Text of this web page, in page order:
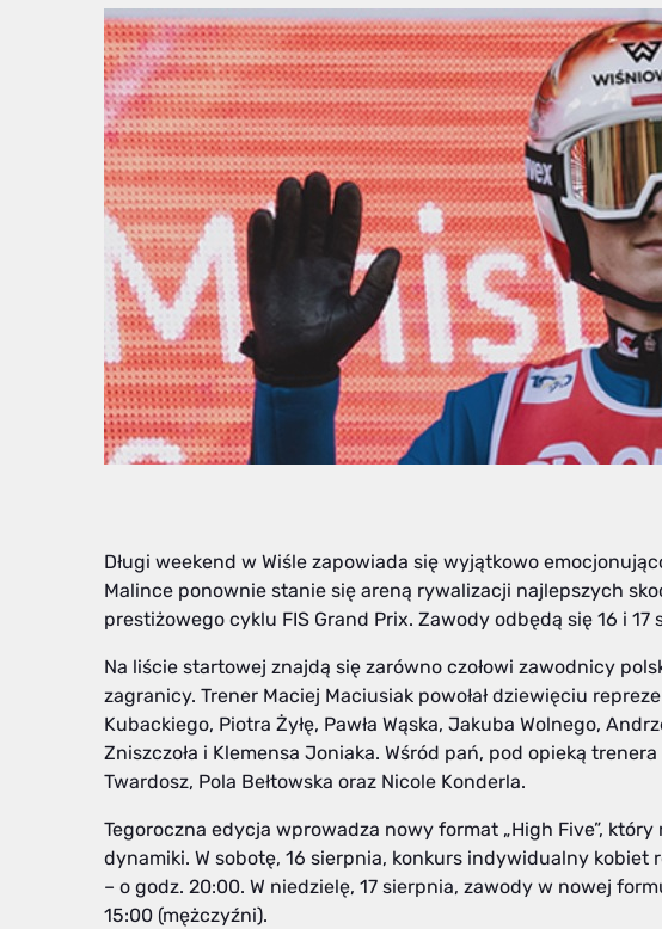
Długi weekend w Wiśle zapowiada się wyjątkowo
Malince ponownie stanie się areną rywalizacji najlepszych
prestiżowego cyklu FIS Grand Prix. Zawody odbędą się 16 i 17
Na liście startowej znajdą się zarówno czołowi zawodnicy
zagranicy. Trener Maciej Maciusiak powołał dziewięciu
Kubackiego, Piotra Żyłę, Pawła Wąska, Jakuba Wolnego,
Zniszczoła i Klemensa Joniaka. Wśród pań, pod opieką
Twardosz, Pola Bełtowska oraz Nicole Konderla.
Tegoroczna edycja wprowadza nowy format „High Five”,
dynamiki. W sobotę, 16 sierpnia, konkurs indywidualny kobiet
– o godz. 20:00. W niedzielę, 17 sierpnia, zawody w nowej
15:00 (mężczyźni).